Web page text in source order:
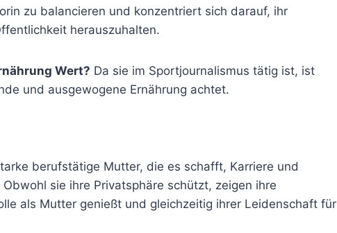
zu balancieren und konzentriert sich darauf, ihr
herauszuhalten.
Wert? Da sie im Sportjournalismus tätig ist, ist
und ausgewogene Ernährung achtet.
berufstätige Mutter, die es schafft, Karriere und
sie ihre Privatsphäre schützt, zeigen ihre
als Mutter genießt und gleichzeitig ihrer Leidenschaft für